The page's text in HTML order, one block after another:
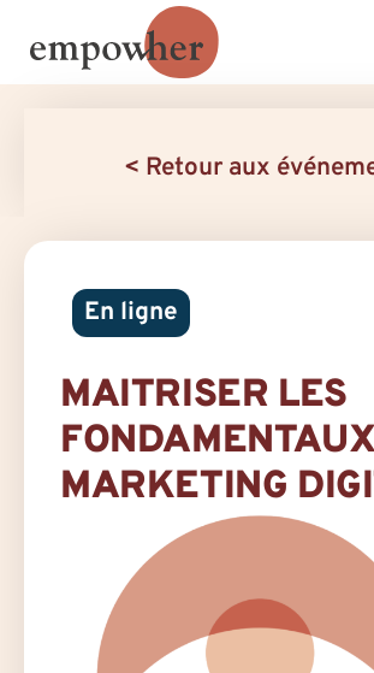
< Retour aux
En ligne
MAITRISER LES
MARKETING